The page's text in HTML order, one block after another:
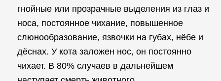
гнойные или прозрачные выделения из глаз и
носа, постоянное чихание, повышенное
слюнообразование, язвочки на губах, нёбе и
дёснах. У кота заложен нос, он постоянно
чихает. В 80% случаев в дальнейшем